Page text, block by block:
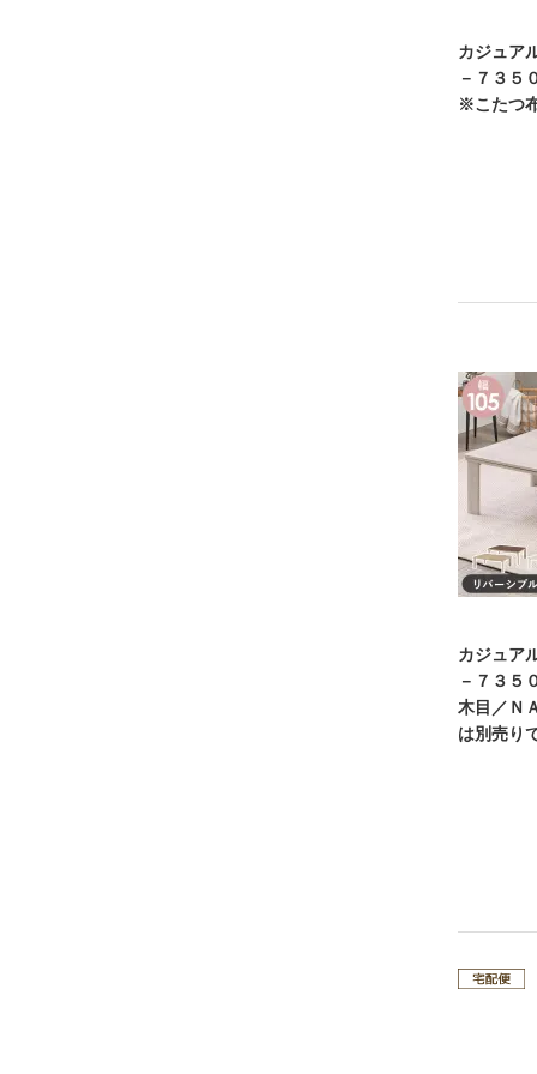
カジュア
－７３
※こたつ
カジュア
－７３５
木目／Ｎ
は別売り